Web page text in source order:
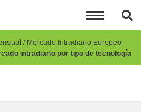
Mercado Intradiario Europeo
intradiario por tipo de tecnología